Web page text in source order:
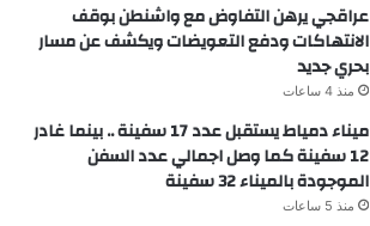
عراقجي يرهن التفاوض مع واشنطن بوقف
الانتهاكات ودفع التعويضات ويكشف عن مسار
بحري جديد
منذ 4 ساعات
ميناء دمياط يستقبل عدد 17 سفينة .. بينما غادر
12 سفينة كما وصل اجمالي عدد السفن
الموجودة بالميناء 32 سفينة
منذ 5 ساعات